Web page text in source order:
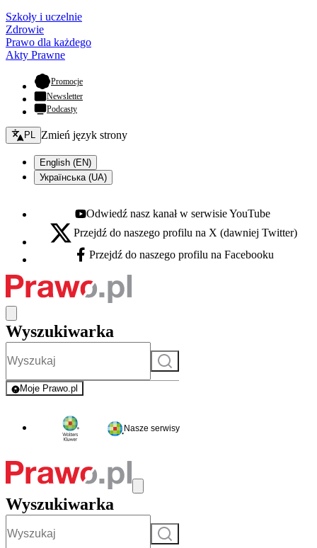
Szkoły i uczelnie
Zdrowie
Prawo dla każdego
Akty Prawne
Promocje- otwiera się w nowej karcie
Newsletter
Podcasty
Zmień język - bieżący:
PL Zmień język strony
English (EN)
Українська (UA)
Youtube - otwiera się w nowej karcie
Odwiedź nasz kanał w serwisie YouTube
X - otwiera się w nowej karcie
Przejdź do naszego profilu na X (dawniej Twitter)
Facebook - otwiera się w nowej karcie
Przejdź do naszego profilu na Facebooku
Wyszukiwarka
Szukaj
Moje Prawo.pl
- rejestracja i logowanie do serwisu
Nasze serwisy
Wyszukiwarka
Szukaj